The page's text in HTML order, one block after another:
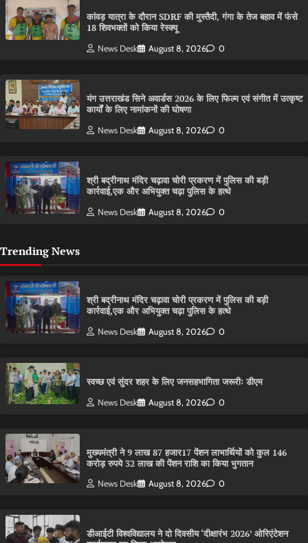
कांवड़ यात्रा के दौरान SDRF की मुस्तैदी, गंगा के तेज बहाव में फंसे
18 शिवभक्तों को किया रेस्क्यू
News Desk August 8, 2026 0
यंग उत्तराखंड सिने अवार्डस 2026 के लिए फिल्म एवं संगीत में उत्कृष्ट
कार्यों के लिए नामांकनों की घोषणा
News Desk August 8, 2026 0
श्री बद्रीनाथ मंदिर चढ़ावा चोरी प्रकरण में पुलिस की बड़ी
कार्रवाई,एक और अभियुक्त चढ़ा पुलिस के हत्थे
News Desk August 8, 2026 0
Trending News
श्री बद्रीनाथ मंदिर चढ़ावा चोरी प्रकरण में पुलिस की बड़ी
कार्रवाई,एक और अभियुक्त चढ़ा पुलिस के हत्थे
News Desk August 8, 2026 0
स्वच्छ एवं सुंदर शहर के लिए जनसहभागिता जरूरीः डीएम
News Desk August 8, 2026 0
मुख्यमंत्री ने 9 लाख 87 हजार17 पेंशन लाभार्थियों को कुल 146
करोड़ रुपये 32 लाख की पेंशन राशि का किया भुगतान
News Desk August 8, 2026 0
डीआईटी विश्वविद्यालय ने दो दिवसीय ‘दीक्षारंभ 2026’ ओरिएंटेशन